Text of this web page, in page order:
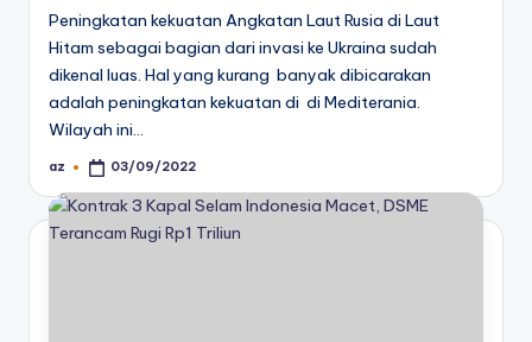
Peningkatan kekuatan Angkatan Laut Rusia di Laut
Hitam sebagai bagian dari invasi ke Ukraina sudah
dikenal luas. Hal yang kurang banyak dibicarakan
adalah peningkatan kekuatan di di Mediterania.
Wilayah ini…
Posted
az 03/09/2022